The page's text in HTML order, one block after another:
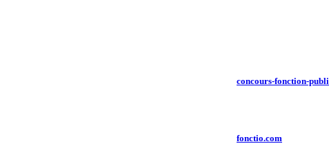
concours-fonction-
fonctio.com